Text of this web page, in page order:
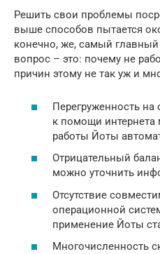
Решить свои проблемы
выше способов пытается
конечно, же, самый
вопрос – это: почему не
причин этому не так уж и
Перегруженность на
к помощи интернета
работы Йоты
Отрицательный
можно уточнить
Отсутствие
операционной
применение Йоты
Многочисленность